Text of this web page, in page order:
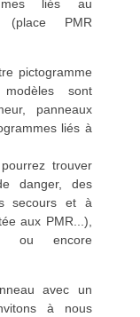
liés au
(place PMR
pictogramme
sont
panneaux
liés à
trouver
danger, des
secours et à
aux PMR...),
ou encore
avec un
à nous